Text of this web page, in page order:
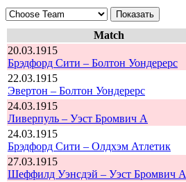
Match
20.03.1915
Брэдфорд Сити – Болтон Уондерерс
22.03.1915
Эвертон – Болтон Уондерерс
24.03.1915
Ливерпуль – Уэст Бромвич А
24.03.1915
Брэдфорд Сити – Олдхэм Атлетик
27.03.1915
Шеффилд Уэнсдэй – Уэст Бромвич А